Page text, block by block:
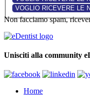
Non facciamo spam,
Unisciti alla community
Home